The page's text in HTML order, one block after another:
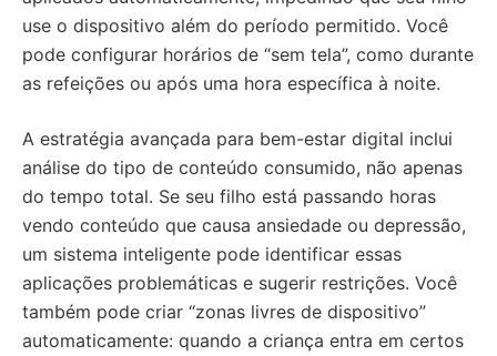
use o dispositivo além do período permitido. Você
pode configurar horários de “sem tela”, como durante
as refeições ou após uma hora específica à noite.
A estratégia avançada para bem-estar digital inclui
análise do tipo de conteúdo consumido, não apenas
do tempo total. Se seu filho está passando horas
vendo conteúdo que causa ansiedade ou depressão,
um sistema inteligente pode identificar essas
aplicações problemáticas e sugerir restrições. Você
também pode criar “zonas livres de dispositivo”
automaticamente: quando a criança entra em certos